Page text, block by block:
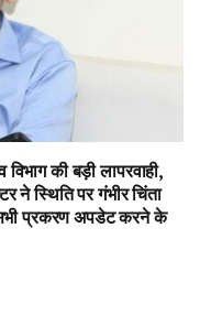
की बड़ी लापरवाही,
ने स्थिति पर गंभीर चिंता
सभी प्रकरण अपडेट करने के